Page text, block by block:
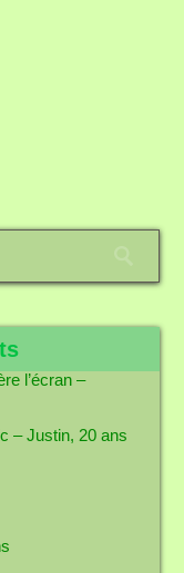
l’écran –
– Justin, 20 ans